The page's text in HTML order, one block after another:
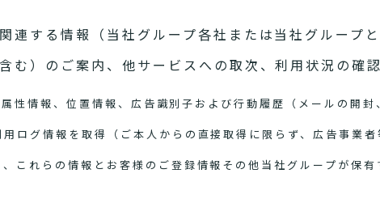
連する情報（当社グループ各社または当社グループ
む）のご案内、他サービスへの取次、利用状況の確
情報、位置情報、広告識別子および行動履歴（メールの開封
ログ情報を取得（ご本人からの直接取得に限らず、広告事業
これらの情報とお客様のご登録情報その他当社グループが保